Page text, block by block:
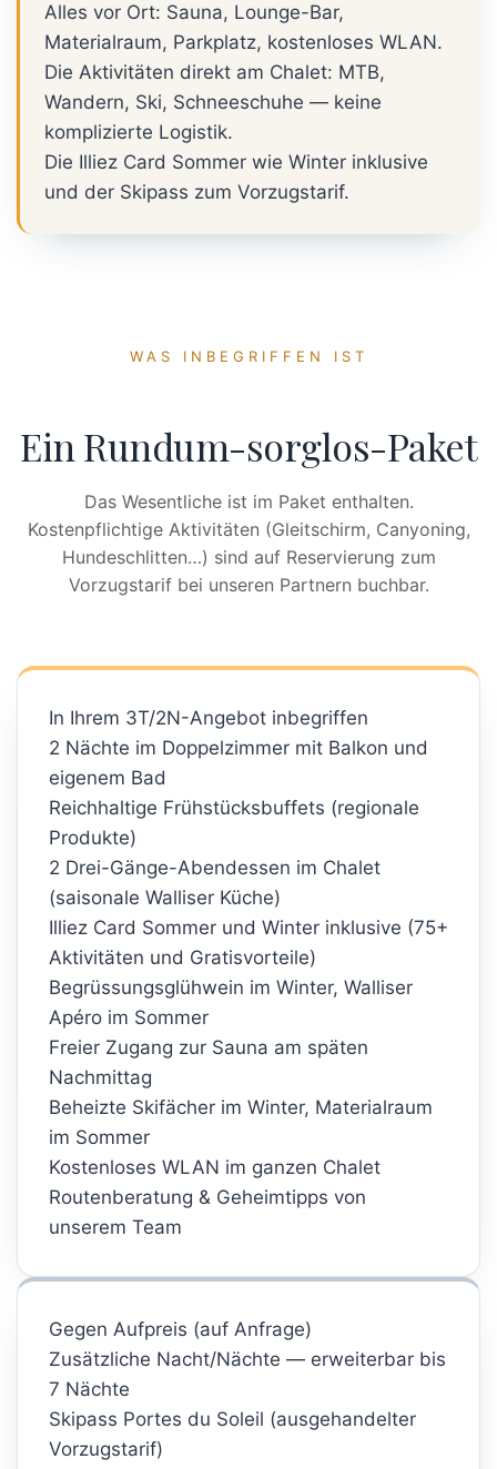
Alles vor Ort: Sauna, Lounge-Bar,
Materialraum, Parkplatz, kostenloses WLAN.
Die Aktivitäten direkt am Chalet: MTB,
Wandern, Ski, Schneeschuhe — keine
komplizierte Logistik.
Die Illiez Card Sommer wie Winter inklusive
und der Skipass zum Vorzugstarif.
WAS INBEGRIFFEN IST
Ein Rundum-sorglos-Paket
Das Wesentliche ist im Paket enthalten.
Kostenpflichtige Aktivitäten (Gleitschirm, Canyoning,
Hundeschlitten…) sind auf Reservierung zum
Vorzugstarif bei unseren Partnern buchbar.
In Ihrem 3T/2N-Angebot inbegriffen
2 Nächte im Doppelzimmer mit Balkon und
eigenem Bad
Reichhaltige Frühstücksbuffets (regionale
Produkte)
2 Drei-Gänge-Abendessen im Chalet
(saisonale Walliser Küche)
Illiez Card Sommer und Winter inklusive (75+
Aktivitäten und Gratisvorteile)
Begrüssungsglühwein im Winter, Walliser
Apéro im Sommer
Freier Zugang zur Sauna am späten
Nachmittag
Beheizte Skifächer im Winter, Materialraum
im Sommer
Kostenloses WLAN im ganzen Chalet
Routenberatung & Geheimtipps von
unserem Team
Gegen Aufpreis (auf Anfrage)
Zusätzliche Nacht/Nächte — erweiterbar bis
7 Nächte
Skipass Portes du Soleil (ausgehandelter
Vorzugstarif)